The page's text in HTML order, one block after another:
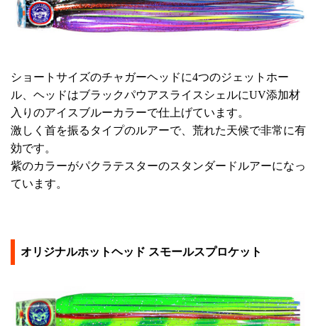
ショートサイズのチャガーヘッドに4つのジェットホー
ル、ヘッドはブラックパウアスライスシェルにUV添加材
入りのアイスブルーカラーで仕上げています。
激しく首を振るタイプのルアーで、荒れた天候で非常に有
効です。
紫のカラーがパクラテスターのスタンダードルアーになっ
ています。
オリジナルホットヘッド スモールスプロケット